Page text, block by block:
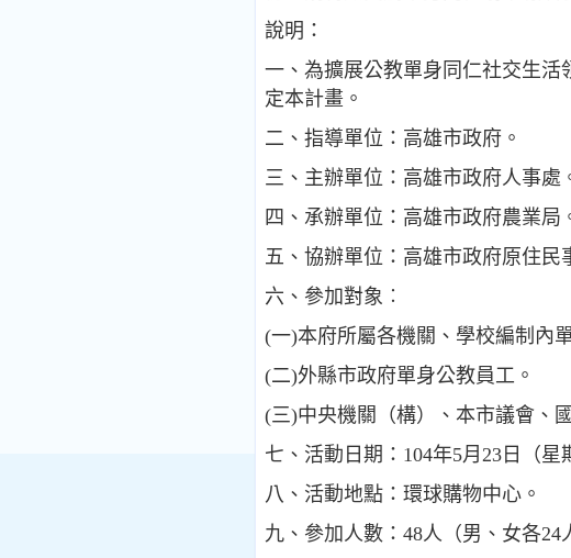
說明：
一、為擴展公教單身同仁社交生
定本計畫。
二、指導單位：高雄市政府。
三、主辦單位：高雄市政府人事處
四、承辦單位：高雄市政府農業局
五、協辦單位：高雄市政府原住民
六、參加對象︰
(一)本府所屬各機關、學校編制內
(二)外縣市政府單身公教員工。
(三)中央機關（構）、本市議會、
七、活動日期：104年5月23日（星
八、活動地點：環球購物中心。
九、參加人數：48人（男、女各24